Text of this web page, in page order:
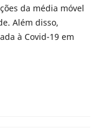
da média móvel
Além disso,
à Covid-19 em